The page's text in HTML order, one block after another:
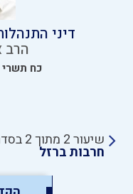
דיני
הרב
כח
שיעור 2 מתוך 2 בסדרת
חרבות ברזל